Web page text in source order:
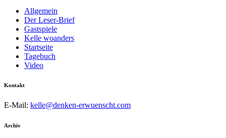
Allgemein
Der Leser-Brief
Gastspiele
Kelle woanders
Startseite
Tagebuch
Video
Kontakt
E-Mail: kelle@denken-erwuenscht.com
Archiv